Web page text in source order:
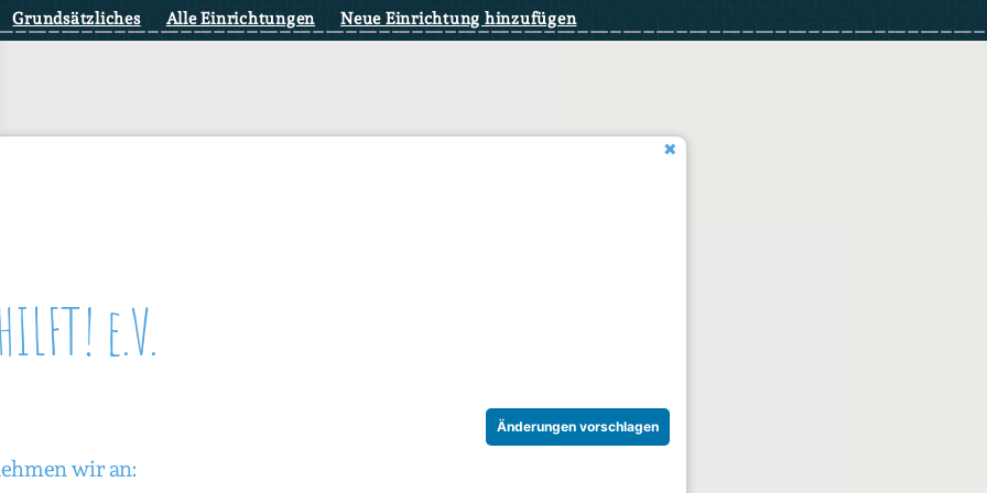
Grundsätzliches Alle Einrichtungen Neue Einrichtung hinzufügen
e.V.
Änderungen vorschlagen
wir an: